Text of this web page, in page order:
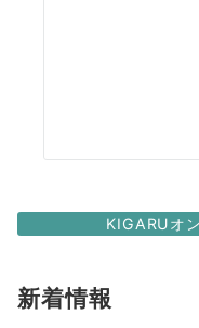
KIGARUオ
新着情報